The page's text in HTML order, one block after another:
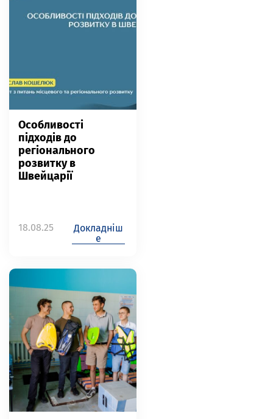
Особливості
підходів до
регіонального
розвитку в
Швейцарії
18.08.25
Докладніш
е